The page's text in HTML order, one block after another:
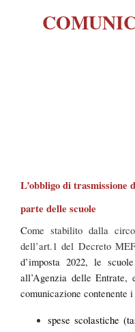
L’obbligo di trasmissione
parte delle scuole
Come stabilito dalla
dell’art.1 del Decreto
d’imposta 2022, le
all’Agenzia delle Entrate,
comunicazione contenente
spese scolastiche